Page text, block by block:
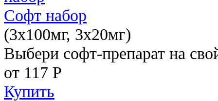
Софт набор
(3x100мг, 3x20мг)
Выбери софт-препарат на
от 117 Р
Купить